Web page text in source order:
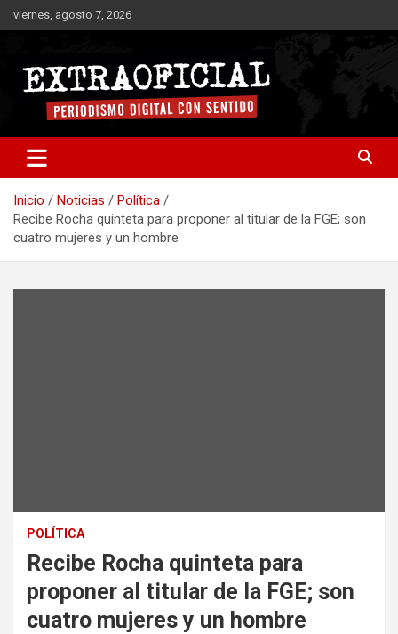
Saltar
al
viernes, agosto 7, 2026
Extraoficial
Inicio Noticias
Política
Recibe Rocha quinteta para proponer al titular de la FGE; son
cuatro mujeres y un hombre
POLÍTICA
Recibe Rocha quinteta para
proponer al titular de la FGE; son
cuatro mujeres y un hombre